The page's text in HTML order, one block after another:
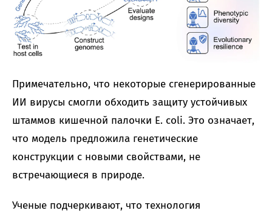
Примечательно, что некоторые сгенерированные
ИИ вирусы смогли обходить защиту устойчивых
штаммов кишечной палочки E. coli. Это означает,
что модель предложила генетические
конструкции с новыми свойствами, не
встречающиеся в природе.
Ученые подчеркивают, что технология